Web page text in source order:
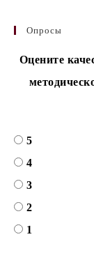
Опросы
Оцените
5
4
3
2
1